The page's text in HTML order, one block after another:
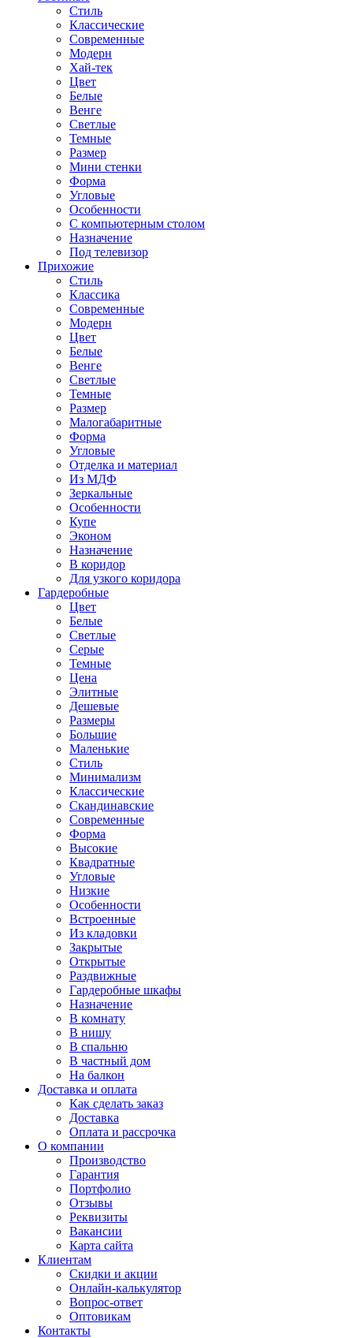
Стиль
Классические
Современные
Модерн
Хай-тек
Цвет
Белые
Венге
Светлые
Темные
Размер
Мини стенки
Форма
Угловые
Особенности
С компьютерным столом
Назначение
Под телевизор
Прихожие
Стиль
Классика
Современные
Модерн
Цвет
Белые
Венге
Светлые
Темные
Размер
Малогабаритные
Форма
Угловые
Отделка и материал
Из МДФ
Зеркальные
Особенности
Купе
Эконом
Назначение
В коридор
Для узкого коридора
Гардеробные
Цвет
Белые
Светлые
Серые
Темные
Цена
Элитные
Дешевые
Размеры
Большие
Маленькие
Стиль
Минимализм
Классические
Скандинавские
Современные
Форма
Высокие
Квадратные
Угловые
Низкие
Особенности
Встроенные
Из кладовки
Закрытые
Открытые
Раздвижные
Гардеробные шкафы
Назначение
В комнату
В нишу
В спальню
В частный дом
На балкон
Доставка и оплата
Как сделать заказ
Доставка
Оплата и рассрочка
О компании
Производство
Гарантия
Портфолио
Отзывы
Реквизиты
Вакансии
Карта сайта
Клиентам
Скидки и акции
Онлайн-калькулятор
Вопрос-ответ
Оптовикам
Контакты